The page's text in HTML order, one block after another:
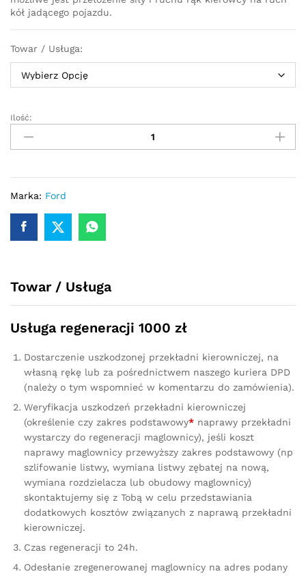
kół jadącego pojazdu.
Towar / Usługa:
Przekładnia
kierownicza
-
Ford
Mondeo
2014-
Ilość:
Marka: Ford
Towar / Usługa
Usługa regeneracji 1000 zł
Dostarczenie uszkodzonej przekładni kierowniczej, na
własną rękę lub za pośrednictwem naszego kuriera DPD
(należy o tym wspomnieć w komentarzu do zamówienia).
Weryfikacja uszkodzeń przekładni kierowniczej
(określenie czy zakres podstawowy* naprawy przekładni
wystarczy do regeneracji maglownicy), jeśli koszt
naprawy maglownicy przewyższy zakres podstawowy (np
szlifowanie listwy, wymiana listwy zębatej na nową,
wymiana rozdzielacza lub obudowy maglownicy)
skontaktujemy się z Tobą w celu przedstawiania
dodatkowych kosztów związanych z naprawą przekładni
kierowniczej.
Czas regeneracji to 24h.
Odesłanie zregenerowanej maglownicy na adres podany